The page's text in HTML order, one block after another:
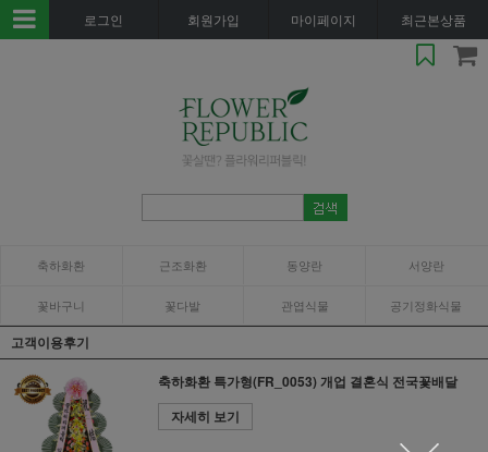
로그인 회원가입 마이페이지 최근본상품
축하화환 근조화환 동양란 서양란
꽃바구니 꽃다발 관엽식물 공기정화식물
고객이용후기
축하화환 특가형(FR_0053) 개업 결혼식 전국꽃배달
자세히 보기